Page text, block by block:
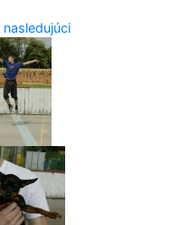
nasledujúci